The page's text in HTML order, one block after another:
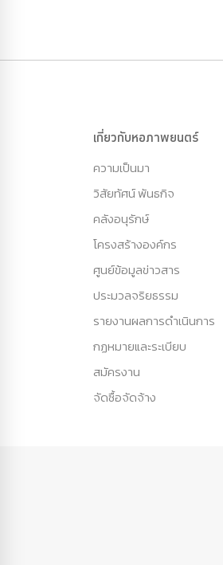
เกี่ยวกับหอภาพยนตร์
ความเป็นมา
วิสัยทัศน์ พันธกิจ
คลังอนุรักษ์
โครงสร้างองค์กร
ศูนย์ข้อมูลข่าวสาร
ประมวลจริยธรรม
รายงานผลการดำเนินการ
กฏหมายและระเบียบ
สมัครงาน
จัดซื้อจัดจ้าง